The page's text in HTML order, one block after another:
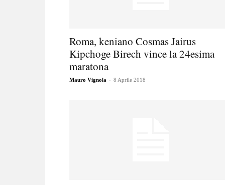
Roma, keniano Cosmas Jairus
Kipchoge Birech vince la 24esima
maratona
Mauro Vignola - 8 Aprile 2018